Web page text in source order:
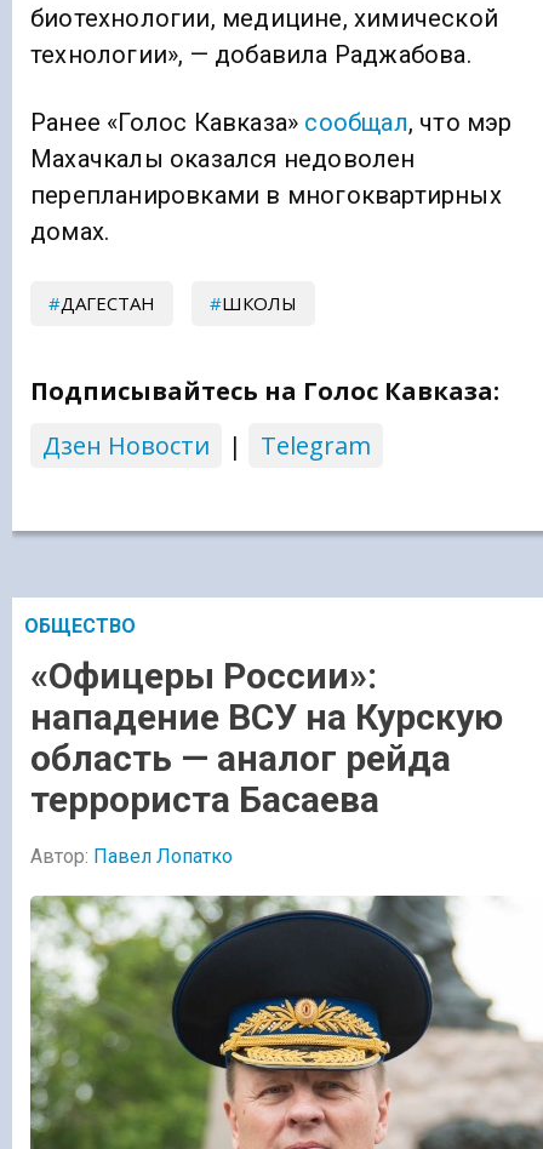
биотехнологии, медицине, химической
технологии», — добавила Раджабова.
Ранее «Голос Кавказа» сообщал, что мэр
Махачкалы оказался недоволен
перепланировками в многоквартирных
домах.
ДАГЕСТАН ШКОЛЫ
Подписывайтесь на Голос Кавказа:
Дзен Новости
| Telegram
ОБЩЕСТВО
«Офицеры России»:
нападение ВСУ на Курскую
область — аналог рейда
террориста Басаева
Автор: Павел Лопатко